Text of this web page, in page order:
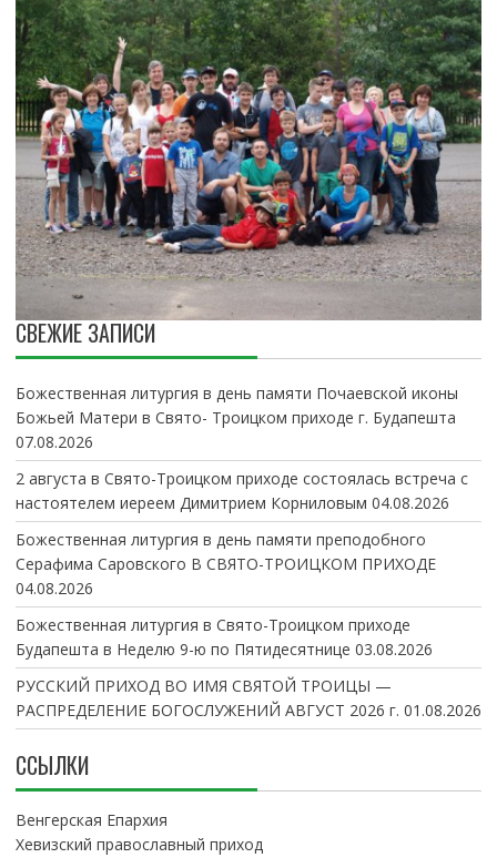
СВЕЖИЕ ЗАПИСИ
Божественная литургия в день памяти Почаевской иконы
Божьей Матери в Свято- Троицком приходе г. Будапешта
07.08.2026
2 августа в Свято-Троицком приходе состоялась встреча с
настоятелем иереем Димитрием Корниловым 04.08.2026
Божественная литургия в день памяти преподобного
Серафима Саровского В СВЯТО-ТРОИЦКОМ ПРИХОДЕ
04.08.2026
Божественная литургия в Свято-Троицком приходе
Будапешта в Неделю 9-ю по Пятидесятнице 03.08.2026
РУССКИЙ ПРИХОД ВО ИМЯ СВЯТОЙ ТРОИЦЫ —
РАСПРЕДЕЛЕНИЕ БОГОСЛУЖЕНИЙ АВГУСТ 2026 г. 01.08.2026
ССЫЛКИ
Венгерская Епархия
Хевизский православный приход